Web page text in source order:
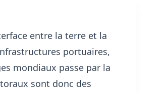
entre la terre et la
portuaires,
mondiaux passe par la
sont donc des